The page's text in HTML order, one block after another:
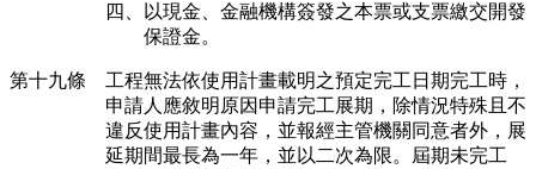
四、以現金、金融機構簽發之本票或支票繳交開發
保證金。
第十九條 工程無法依使用計畫載明之預定完工日期完工時，
申請人應敘明原因申請完工展期，除情況特殊且不
違反使用計畫內容，並報經主管機關同意者外，展
延期間最長為一年，並以二次為限。屆期未完工